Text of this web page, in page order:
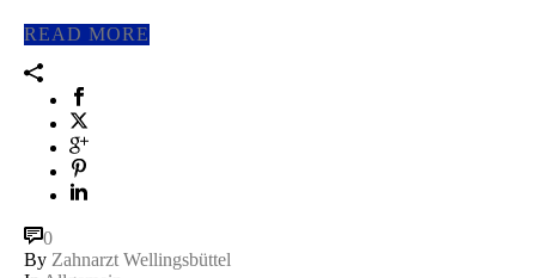
READ MORE
0
By Zahnarzt Wellingsbüttel